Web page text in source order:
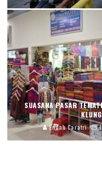
SUASANA PASAR
Endah Caratri